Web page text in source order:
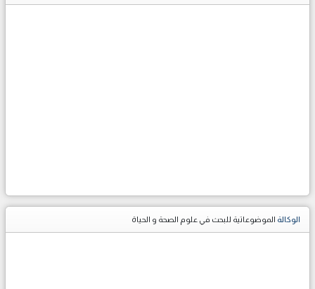
الوكالة الموضوعاتية للبحث في علوم الصحة و الحياة